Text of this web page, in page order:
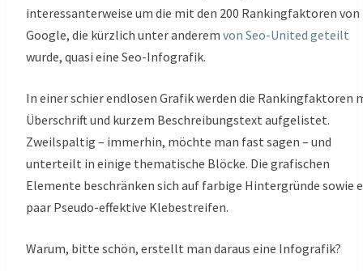
interessanterweise um die mit den 200 Rankingfaktoren von
Google, die kürzlich unter anderem von Seo-United geteilt
wurde, quasi eine Seo-Infografik.
In einer schier endlosen Grafik werden die Rankingfaktoren
Überschrift und kurzem Beschreibungstext aufgelistet.
Zweilspaltig – immerhin, möchte man fast sagen – und
unterteilt in einige thematische Blöcke. Die grafischen
Elemente beschränken sich auf farbige Hintergründe sowie
paar Pseudo-effektive Klebestreifen.
Warum, bitte schön, erstellt man daraus eine Infografik?